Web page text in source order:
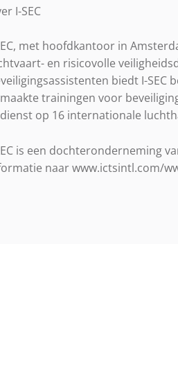
I-SEC
met hoofdkantoor in
en risicovolle
biedt I-SEC
trainingen voor
op 16 internationale
is een dochteronderneming
naar www.ictsintl.com/